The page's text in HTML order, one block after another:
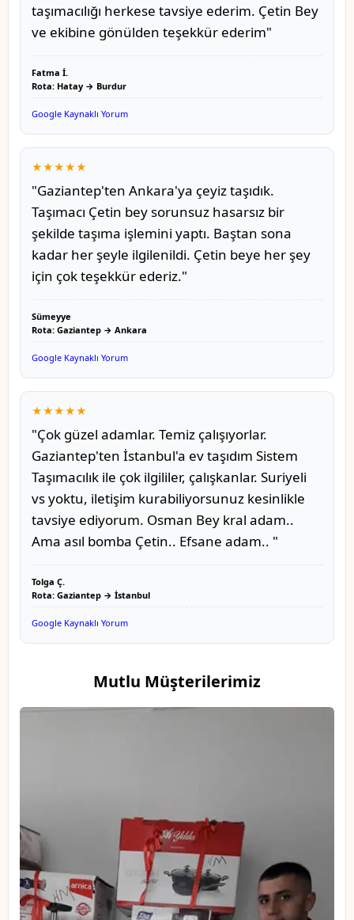
taşımacılığı herkese tavsiye ederim. Çetin Bey
ve ekibine gönülden teşekkür ederim"
Fatma İ.
Rota: Hatay → Burdur
Google Kaynaklı Yorum
★★★★★
"Gaziantep'ten Ankara'ya çeyiz taşıdık.
Taşımacı Çetin bey sorunsuz hasarsız bir
şekilde taşıma işlemini yaptı. Baştan sona
kadar her şeyle ilgilenildi. Çetin beye her şey
için çok teşekkür ederiz."
Sümeyye
Rota: Gaziantep → Ankara
Google Kaynaklı Yorum
★★★★★
"Çok güzel adamlar. Temiz çalışıyorlar.
Gaziantep'ten İstanbul'a ev taşıdım Sistem
Taşımacılık ile çok ilgililer, çalışkanlar. Suriyeli
vs yoktu, iletişim kurabiliyorsunuz kesinlikle
tavsiye ediyorum. Osman Bey kral adam..
Ama asıl bomba Çetin.. Efsane adam.. "
Tolga Ç.
Rota: Gaziantep → İstanbul
Google Kaynaklı Yorum
Mutlu Müşterilerimiz